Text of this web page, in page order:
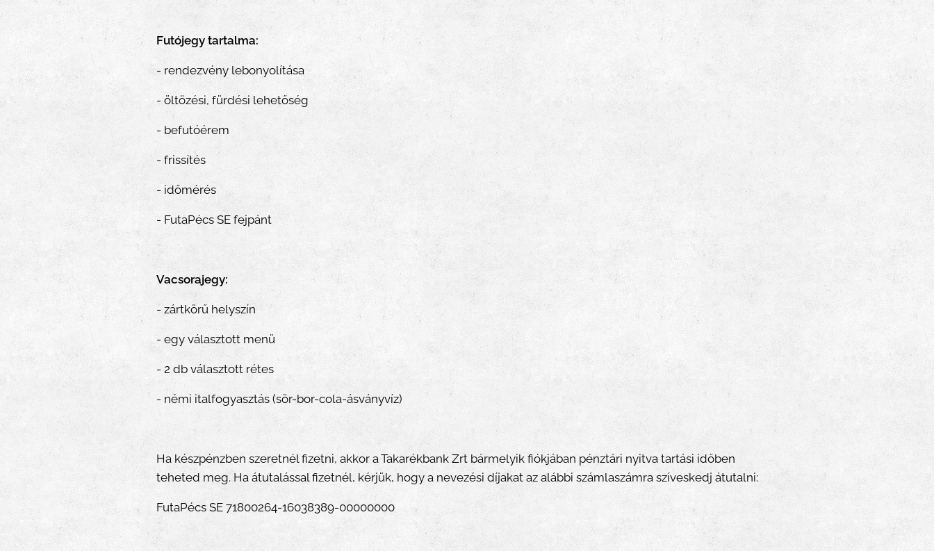
Futójegy tartalma:
- rendezvény lebonyolítása
- öltözési, fürdési lehetőség
- befutóérem
- frissítés
- időmérés
- FutaPécs SE fejpánt
Vacsorajegy:
- zártkörű helyszín
- egy választott menü
- 2 db választott rétes
- némi italfogyasztás (sör-bor-cola-ásványvíz)
Ha készpénzben szeretnél fizetni, akkor a Takarékbank Zrt bármelyik fiókjában pénztári nyitva tartási időben
teheted meg. Ha átutalással fizetnél, kérjük, hogy a nevezési díjakat az alábbi számlaszámra szíveskedj átutalni:
FutaPécs SE 71800264-16038389-00000000